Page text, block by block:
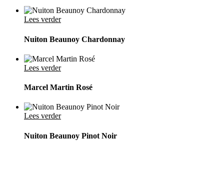
Lees verder
Nuiton Beaunoy Chardonnay
Lees verder
Marcel Martin Rosé
Lees verder
Nuiton Beaunoy Pinot Noir